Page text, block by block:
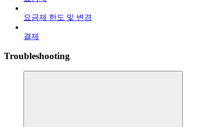
요금제 한도 및 변경
결제
Troubleshooting